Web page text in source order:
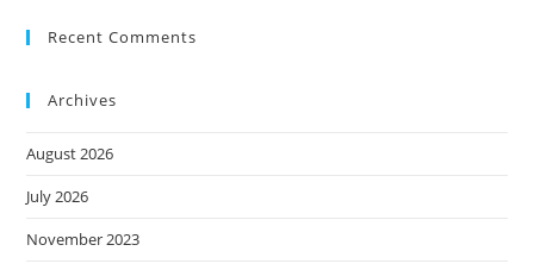
Recent Comments
Archives
August 2026
July 2026
November 2023